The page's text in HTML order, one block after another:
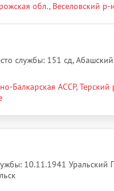
обл., Веселовский р-
службы: 151 сд, Абашский
Балкарская АССР, Терский
10.11.1941 Уральский